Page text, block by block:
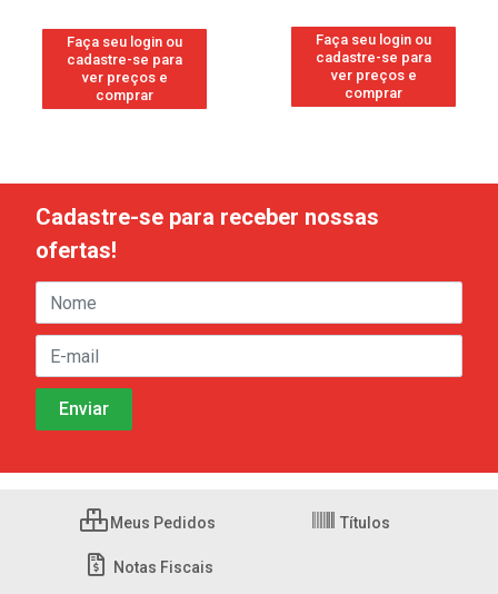
Faça seu login ou
cadastre-se para
ver preços e
comprar
Faça seu login ou
cadastre-se para
ver preços e
comprar
Cadastre-se para receber nossas
ofertas!
Meus Pedidos Títulos
Notas Fiscais